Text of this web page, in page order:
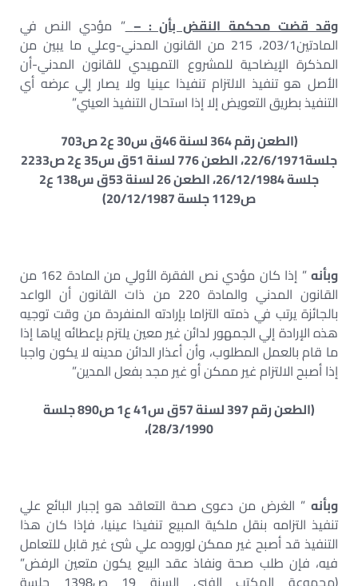
وقد قضت محكمة النقض بأن : – ” مؤدي النص في
المادتين203/1، 215 من القانون المدني-وعلي ما يبين من
المذكرة الإيضاحية للمشروع التمهيدي للقانون المدني-أن
الأصل هو تنفيذ الالتزام تنفيذا عينيا ولا يصار إلي عرضه أي
التنفيذ بطريق التعويض إلا إذا استحال التنفيذ العيني”
(الطعن رقم 364 لسنة 46ق س30 ع2 ص703
جلسة22/6/1971، الطعن 776 لسنة 51ق س35 ع2 ص2233
جلسة 26/12/1984، الطعن 26 لسنة 53ق س138 ع2
ص1129 جلسة 20/12/1987)
وبأنه
” إذا كان مؤدي نص الفقرة الأولي من المادة 162 من
القانون المدني والمادة 220 من ذات القانون أن الواعد
بالجائزة يرتب في ذمته التزاما بإرادته المنفردة من وقت توجيه
هذه الإرادة إلي الجمهور لدائن غير معين يلتزم بإعطائه إياها إذا
ما قام بالعمل المطلوب، وأن أعذار الدائن مدينه لا يكون واجبا
إذا أصبح الالتزام غير ممكن أو غير مجد بفعل المدين”
(الطعن رقم 397 لسنة 57ق س41 ع1 ص890 جلسة
28/3/1990)،
وبأنه ” الغرض من دعوى صحة التعاقد هو إجبار البائع علي
تنفيذ التزامه بنقل ملكية المبيع تنفيذا عينيا، فإذا كان هذا
التنفيذ قد أصبح غير ممكن لوروده علي شئ غير قابل للتعامل
فيه، فإن طلب صحة ونفاذ عقد البيع يكون متعين الرفض”